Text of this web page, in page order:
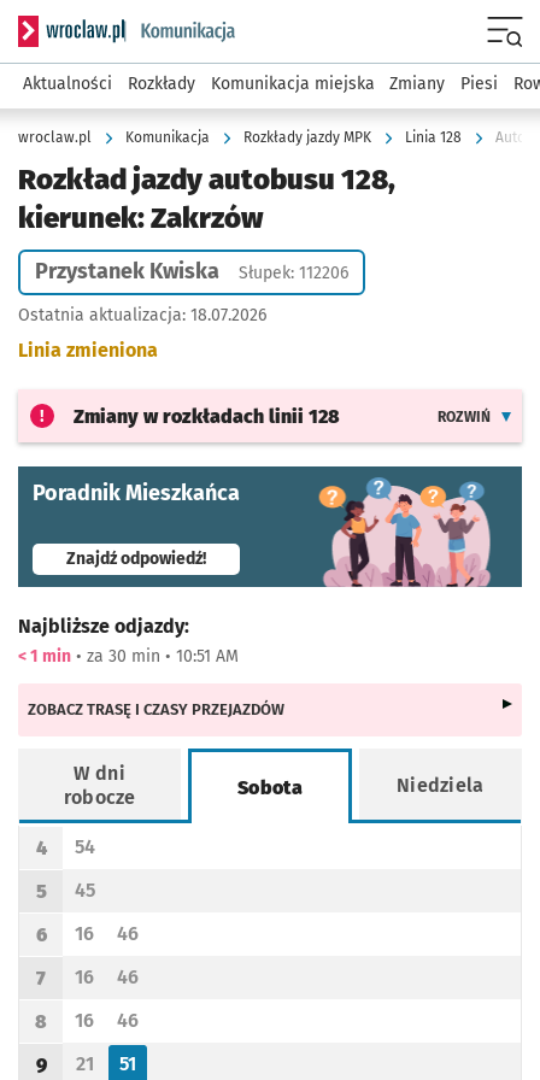
Serwis informacyjny wroclaw.pl podserwis: Komunikacja
Aktualności Rozkłady Komunikacja miejska Zmiany Piesi
wroclaw.pl Komunikacja Rozkłady jazdy MPK Linia 128
Rozkład jazdy autobusu 128,
kierunek: Zakrzów
Przystanek Kwiska Słupek: 112206
Ostatnia aktualizacja: 18.07.2026
Linia zmieniona
Zmiany w rozkładach linii 128 ROZWIŃ
Poradnik Mieszkańca
Znajdź odpowiedź!- otworzy się w nowej karcie
Najbliższe odjazdy:
< 1 min • za 30 min • 10:51 AM
ZOBACZ TRASĘ I CZASY PRZEJAZDÓW
W dni
robocze
Sobota Niedziela
Rozkład jazdy -
Godzina odjazdu
4
Odjazd
54
minut po godzinie 4
Godzina odjazdu
5
Odjazd
45
minut po godzinie 5
Godzina odjazdu
6
Odjazd
16
minut po godzinie 6
Odjazd
46
minut po godzinie 6
Godzina odjazdu
7
Odjazd
16
minut po godzinie 7
Odjazd
46
minut po godzinie 7
Godzina odjazdu
8
Odjazd
16
minut po godzinie 8
Odjazd
46
minut po godzinie 8
9 21 51